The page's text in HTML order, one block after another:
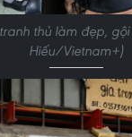
thủ làm đẹp,
Hiếu/Vietnam+)